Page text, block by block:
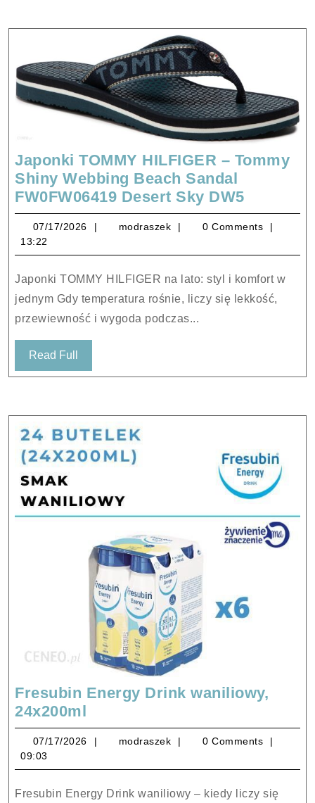
Japonki TOMMY HILFIGER – Tommy
Shiny Webbing Beach Sandal
FW0FW06419 Desert Sky DW5Japonki
TOMMY
–
Shiny
Webbing
Desert
DW5
07/17/2026 07/17/2026
modraszek modraszek
0 Comments
13:22
Japonki TOMMY HILFIGER na lato: styl i komfort w
jednym Gdy temperatura rośnie, liczy się lekkość,
przewiewność i wygoda podczas...
Read Full
Full
Fresubin Energy Drink waniliowy,
24x200ml
Energy
Drink
waniliowy,
07/17/2026 07/17/2026
modraszek modraszek
0 Comments
09:03
Fresubin Energy Drink waniliowy – kiedy liczy się